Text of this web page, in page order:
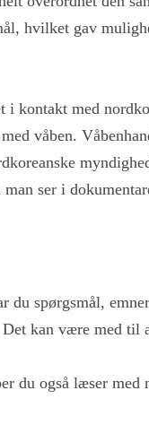
hvilket gav
kontakt med
våben.
ser i
spørgsmål,
kan være med
du også læser med